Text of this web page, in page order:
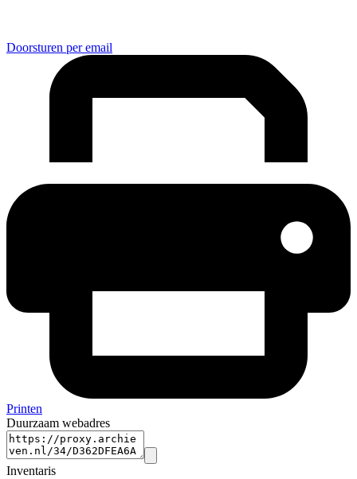
Doorsturen per email
Printen
Duurzaam webadres
Inventaris